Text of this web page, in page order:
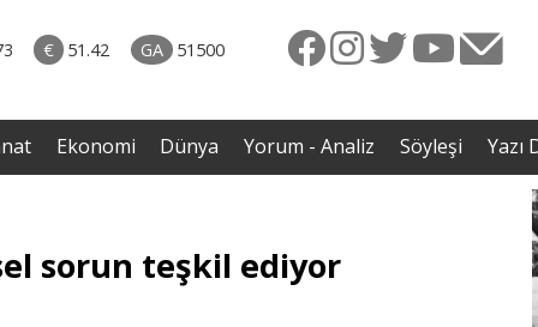
€ 51.42 GA 51500
• Gannuşi'nin serbest bırakılması için çağrı
Ekonomi Dünya Yorum - Analiz Söyleşi Yazı
sorun teşkil ediyor